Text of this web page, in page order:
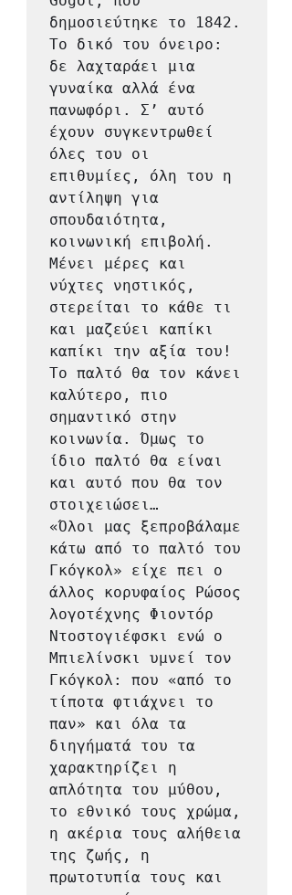
δημοσιεύτηκε το 1842.
Το δικό του όνειρο:
δε λαχταράει μια
γυναίκα αλλά ένα
πανωφόρι. Σ’ αυτό
έχουν συγκεντρωθεί
όλες του οι
επιθυμίες, όλη του η
αντίληψη για
σπουδαιότητα,
κοινωνική επιβολή.
Μένει μέρες και
νύχτες νηστικός,
στερείται το κάθε τι
και μαζεύει καπίκι
καπίκι την αξία του!
Το παλτό θα τον κάνει
καλύτερο, πιο
σημαντικό στην
κοινωνία. Όμως το
ίδιο παλτό θα είναι
και αυτό που θα τον
στοιχειώσει…
«Όλοι μας ξεπροβάλαμε
κάτω από το παλτό του
Γκόγκολ» είχε πει ο
άλλος κορυφαίος Ρώσος
λογοτέχνης Φιοντόρ
Ντοστογιέφσκι ενώ ο
Μπιελίνσκι υμνεί τον
Γκόγκολ: που «από το
τίποτα φτιάχνει το
παν» και όλα τα
διηγήματά του τα
χαρακτηρίζει η
απλότητα του μύθου,
το εθνικό τους χρώμα,
η ακέρια τους αλήθεια
της ζωής, η
πρωτοτυπία τους και